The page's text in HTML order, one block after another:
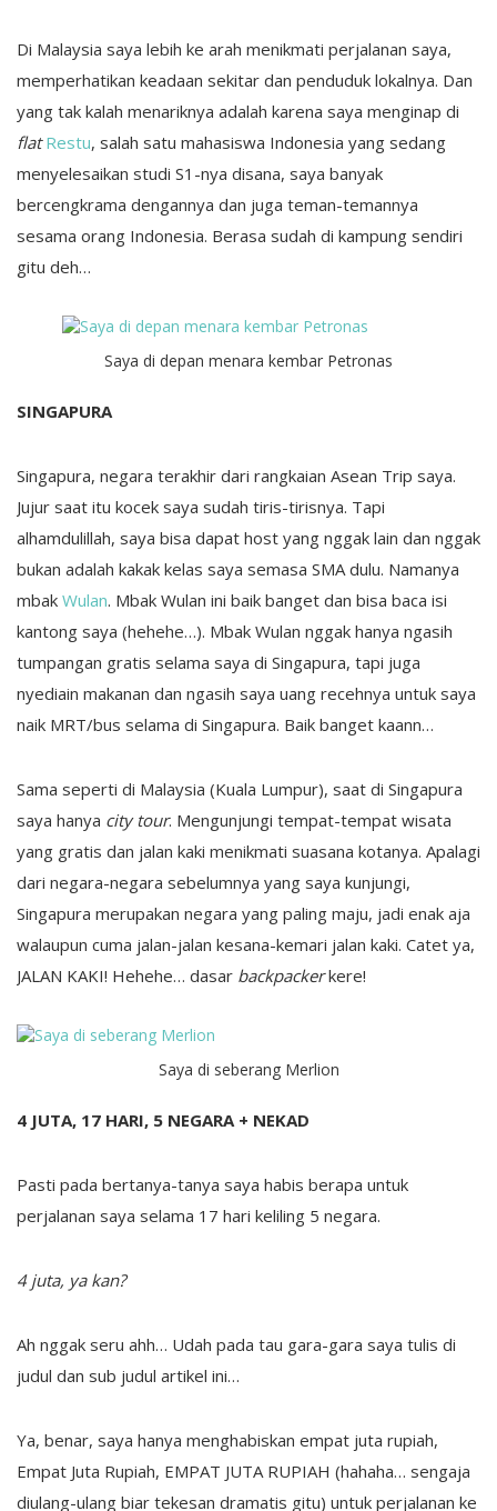
Di Malaysia saya lebih ke arah menikmati perjalanan saya,
memperhatikan keadaan sekitar dan penduduk lokalnya. Dan
yang tak kalah menariknya adalah karena saya menginap di
flat Restu, salah satu mahasiswa Indonesia yang sedang
menyelesaikan studi S1-nya disana, saya banyak
bercengkrama dengannya dan juga teman-temannya
sesama orang Indonesia. Berasa sudah di kampung sendiri
gitu deh…
Saya di depan menara kembar Petronas
SINGAPURA
Singapura, negara terakhir dari rangkaian Asean Trip saya.
Jujur saat itu kocek saya sudah tiris-tirisnya. Tapi
alhamdulillah, saya bisa dapat host yang nggak lain dan nggak
bukan adalah kakak kelas saya semasa SMA dulu. Namanya
mbak Wulan. Mbak Wulan ini baik banget dan bisa baca isi
kantong saya (hehehe…). Mbak Wulan nggak hanya ngasih
tumpangan gratis selama saya di Singapura, tapi juga
nyediain makanan dan ngasih saya uang recehnya untuk saya
naik MRT/bus selama di Singapura. Baik banget kaann…
Sama seperti di Malaysia (Kuala Lumpur), saat di Singapura
saya hanya city tour. Mengunjungi tempat-tempat wisata
yang gratis dan jalan kaki menikmati suasana kotanya. Apalagi
dari negara-negara sebelumnya yang saya kunjungi,
Singapura merupakan negara yang paling maju, jadi enak aja
walaupun cuma jalan-jalan kesana-kemari jalan kaki. Catet ya,
JALAN KAKI! Hehehe… dasar backpackerkere!
Saya di seberang Merlion
4 JUTA, 17 HARI, 5 NEGARA + NEKAD
Pasti pada bertanya-tanya saya habis berapa untuk
perjalanan saya selama 17 hari keliling 5 negara.
4 juta, ya kan?
Ah nggak seru ahh… Udah pada tau gara-gara saya tulis di
judul dan sub judul artikel ini…
Ya, benar, saya hanya menghabiskan empat juta rupiah,
Empat Juta Rupiah, EMPAT JUTA RUPIAH (hahaha… sengaja
diulang-ulang biar tekesan dramatis gitu) untuk perjalanan ke